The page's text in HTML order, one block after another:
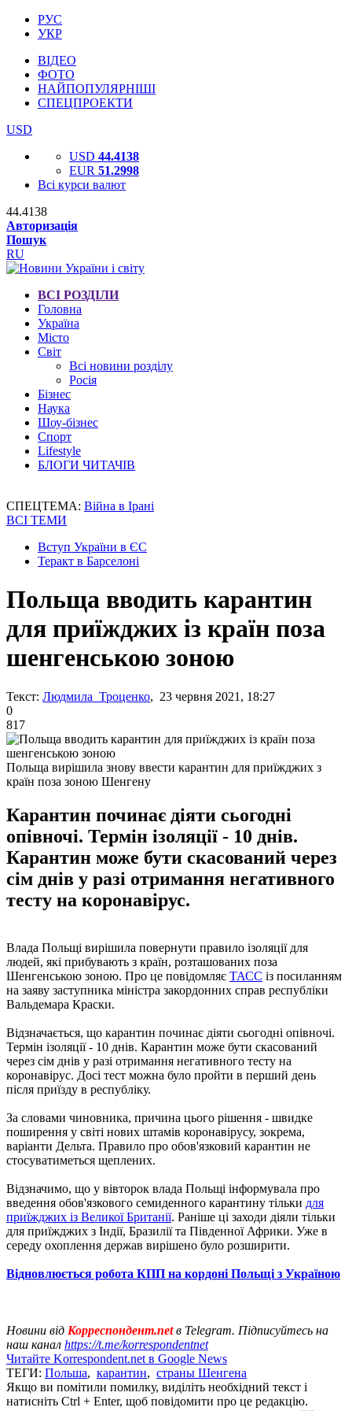
РУС
УКР
ВІДЕО
ФОТО
НАЙПОПУЛЯРНІШІ
СПЕЦПРОЕКТИ
USD
USD 44.4138
EUR 51.2998
Всі курси валют
44.4138
Авторизація
Пошук
RU
ВСІ РОЗДІЛИ
Головна
Україна
Місто
Світ
Всі новини розділу
Росія
Бізнес
Наука
Шоу-бізнес
Спорт
Lifestyle
БЛОГИ ЧИТАЧІВ
СПЕЦТЕМА: Війна в Ірані
ВСІ ТЕМИ
Вступ України в ЄС
Теракт в Барселоні
Польща вводить карантин
для приїжджих із країн поза
шенгенською зоною
Текст: Людмила Троценко, 23 червня 2021, 18:27
0
817
Польща вирішила знову ввести карантин для приїжджих з
країн поза зоною Шенгену
Карантин починає діяти сьогодні
опівночі. Термін ізоляції - 10 днів.
Карантин може бути скасований через
сім днів у разі отримання негативного
тесту на коронавірус.
Влада Польщі вирішила повернути правило ізоляції для
людей, які прибувають з країн, розташованих поза
Шенгенською зоною. Про це повідомляє ТАСС із посиланням
на заяву заступника міністра закордонних справ республіки
Вальдемара Краски.
Відзначається, що карантин починає діяти сьогодні опівночі.
Термін ізоляції - 10 днів. Карантин може бути скасований
через сім днів у разі отримання негативного тесту на
коронавірус. Досі тест можна було пройти в перший день
після приїзду в республіку.
За словами чиновника, причина цього рішення - швидке
поширення у світі нових штамів коронавірусу, зокрема,
варіанти Дельта. Правило про обов'язковий карантин не
стосуватиметься щеплених.
Відзначимо, що у вівторок влада Польщі інформувала про
введення обов'язкового семиденного карантину тільки для
приїжджих із Великої Британії. Раніше ці заходи діяли тільки
для приїжджих з Індії, Бразилії та Південної Африки. Уже в
середу охоплення держав вирішено було розширити.
Відновлюється робота КПП на кордоні Польщі з Україною
Новини від Корреспондент.netв Telegram. Підписуйтесь на
наш канал https://t.me/korrespondentnet
Читайте Korrespondent.net в Google News
ТЕГИ: Польша, карантин, страны Шенгена
Якщо ви помітили помилку, виділіть необхідний текст і
натисніть Ctrl + Enter, щоб повідомити про це редакцію.